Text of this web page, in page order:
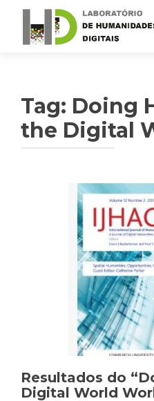
Tag: Doing
the Digital
Resultados do
Digital World